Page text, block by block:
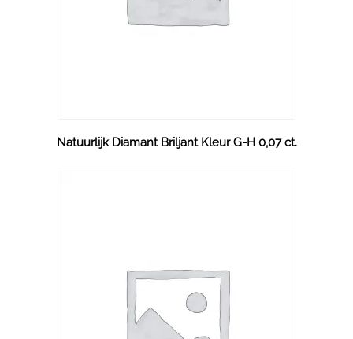
Natuurlijk Diamant Briljant Kleur G-H 0,07 ct.